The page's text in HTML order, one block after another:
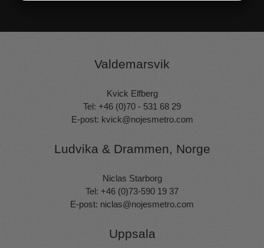
Valdemarsvik
Kvick Elfberg
Tel: +46 (0)70 - 531 68 29
E-post: kvick@nojesmetro.com
Ludvika & Drammen, Norge
Niclas Starborg
Tel: +46 (0)73-590 19 37
E-post: niclas@nojesmetro.com
Uppsala